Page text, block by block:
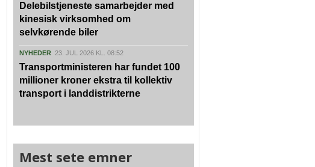
Delebilstjeneste samarbejder med
kinesisk virksomhed om
selvkørende biler
NYHEDER 23. JUL 2026 KL. 08:52
Transportministeren har fundet 100
millioner kroner ekstra til kollektiv
transport i landdistrikterne
Mest sete emner